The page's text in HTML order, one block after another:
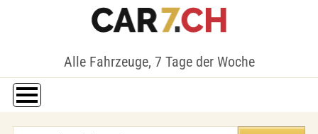
Alle Fahrzeuge, 7 Tage der Woche